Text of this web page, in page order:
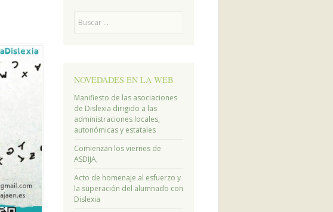
NOVEDADES EN LA WEB
Manifiesto de las asociaciones
de Dislexia dirigido a las
administraciones locales,
autonómicas y estatales
Comienzan los viernes de
ASDIJA,
Acto de homenaje al esfuerzo y
la superación del alumnado con
Dislexia